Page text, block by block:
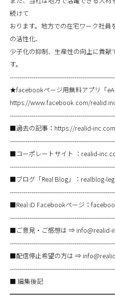
続けて
おります。地方での在宅ワーク社
の活性化、
少子化の抑制、生産性の向上に貢献
す。
★facebookページ用無料アプリ「
https://www.facebook.com/
■過去の記事：https://realid-
■コーポレートサイト ：realid-
■ブログ「Real Blog」：realblog-
■Real iD Facebookページ：
■ご意見・ご感想は ⇒ info@realid-
■配信停止希望の方は ⇒
■ 編集後記